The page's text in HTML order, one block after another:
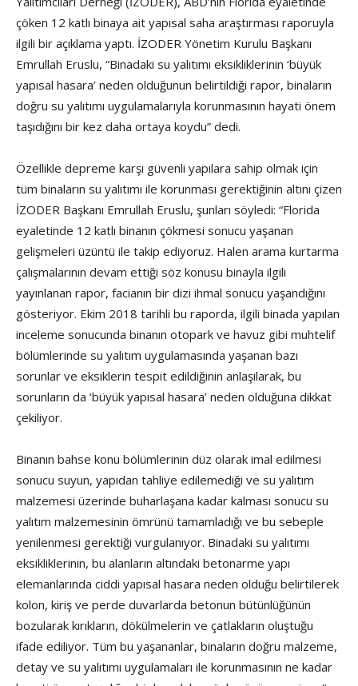
çöken 12 katlı binaya ait yapısal saha araştırması raporuyla
ilgili bir açıklama yaptı. İZODER Yönetim Kurulu Başkanı
Emrullah Eruslu, “Binadaki su yalıtımı eksikliklerinin ‘büyük
yapısal hasara’ neden olduğunun belirtildiği rapor, binaların
doğru su yalıtımı uygulamalarıyla korunmasının hayati önem
taşıdığını bir kez daha ortaya koydu” dedi.
Özellikle depreme karşı güvenli yapılara sahip olmak için
tüm binaların su yalıtımı ile korunması gerektiğinin altını çizen
İZODER Başkanı Emrullah Eruslu, şunları söyledi: “Florida
eyaletinde 12 katlı binanın çökmesi sonucu yaşanan
gelişmeleri üzüntü ile takip ediyoruz. Halen arama kurtarma
çalışmalarının devam ettiği söz konusu binayla ilgili
yayınlanan rapor, facianın bir dizi ihmal sonucu yaşandığını
gösteriyor. Ekim 2018 tarihli bu raporda, ilgili binada yapılan
inceleme sonucunda binanın otopark ve havuz gibi muhtelif
bölümlerinde su yalıtım uygulamasında yaşanan bazı
sorunlar ve eksiklerin tespit edildiğinin anlaşılarak, bu
sorunların da ‘büyük yapısal hasara’ neden olduğuna dikkat
çekiliyor.
Binanın bahse konu bölümlerinin düz olarak imal edilmesi
sonucu suyun, yapıdan tahliye edilemediği ve su yalıtım
malzemesi üzerinde buharlaşana kadar kalması sonucu su
yalıtım malzemesinin ömrünü tamamladığı ve bu sebeple
yenilenmesi gerektiği vurgulanıyor. Binadaki su yalıtımı
eksikliklerinin, bu alanların altındaki betonarme yapı
elemanlarında ciddi yapısal hasara neden olduğu belirtilerek
kolon, kiriş ve perde duvarlarda betonun bütünlüğünün
bozularak kırıkların, dökülmelerin ve çatlakların oluştuğu
ifade ediliyor. Tüm bu yaşananlar, binaların doğru malzeme,
detay ve su yalıtımı uygulamaları ile korunmasının ne kadar